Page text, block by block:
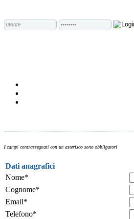
I campi contrassegnati con un asterisco sono obbligatori
Dati anagrafici
Nome*
Cognome*
Email*
Telefono*